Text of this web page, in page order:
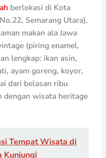
berlokasi di Kota
Semarang Utara),
makan ala Jawa
(piring enamel,
lengkap: ikan asin,
ayam goreng, koyor,
dari belasan ribu
dengan wisata heritage
Tempat Wisata di
Kunjungi